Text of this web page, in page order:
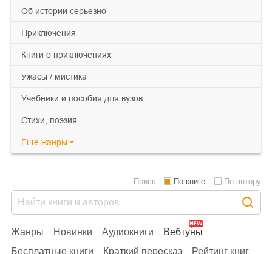
об истории серьезно
приключения
книги о приключениях
ужасы / мистика
учебники и пособия для вузов
cтихи, поэзия
Еще жанры
Жанры Новинки Аудиокниги
Вебтуны
Бесплатные книги
Краткий пересказ Рейтинг книг
Поиск: По книге По автору